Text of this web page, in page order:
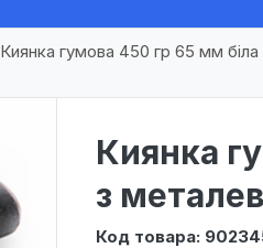
Киянка гумова 450 гр 65 мм
Киянка
з
Код товара: